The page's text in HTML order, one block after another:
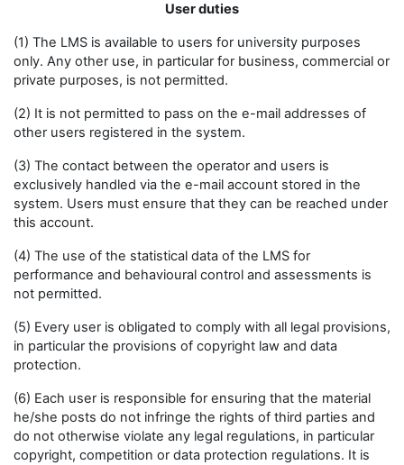
User duties
(1) The LMS is available to users for university purposes
only. Any other use, in particular for business, commercial or
private purposes, is not permitted.
(2) It is not permitted to pass on the e-mail addresses of
other users registered in the system.
(3) The contact between the operator and users is
exclusively handled via the e-mail account stored in the
system. Users must ensure that they can be reached under
this account.
(4) The use of the statistical data of the LMS for
performance and behavioural control and assessments is
not permitted.
(5) Every user is obligated to comply with all legal provisions,
in particular the provisions of copyright law and data
protection.
(6) Each user is responsible for ensuring that the material
he/she posts do not infringe the rights of third parties and
do not otherwise violate any legal regulations, in particular
copyright, competition or data protection regulations. It is